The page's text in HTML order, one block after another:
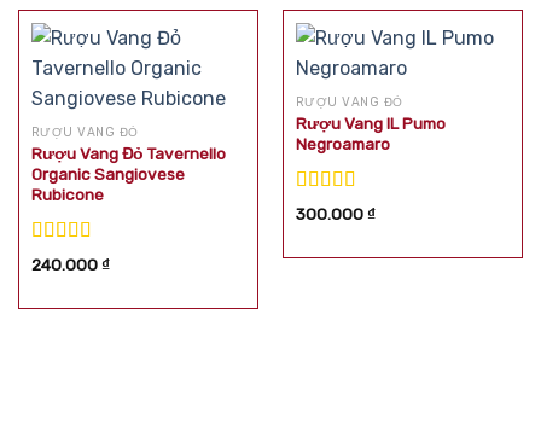
RƯỢU VANG ĐỎ
Rượu Vang Đỏ Tavernello
Organic Sangiovese
Rubicone
Được xếp
240.000₫
RƯỢU VANG ĐỎ
Rượu Vang IL Pumo
Negroamaro
Được xếp
300.000₫